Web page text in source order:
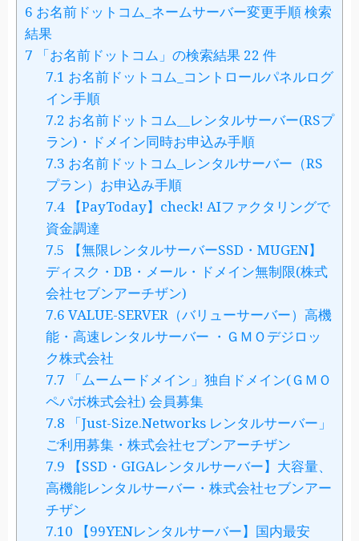
6 お名前ドットコム_ネームサーバー変更手順 検索
結果
7 「お名前ドットコム」の検索結果 22 件
7.1 お名前ドットコム_コントロールパネルログ
イン手順
7.2 お名前ドットコム__レンタルサーバー(RSプ
ラン)・ドメイン同時お申込み手順
7.3 お名前ドットコム_レンタルサーバー（RS
プラン）お申込み手順
7.4【PayToday】check! AIファクタリングで
資金調達
7.5 【無限レンタルサーバーSSD・MUGEN】
ディスク・DB・メール・ドメイン無制限(株式
会社セブンアーチザン)
7.6 VALUE-SERVER（バリューサーバー）高機
能・高速レンタルサーバー ・ＧＭＯデジロッ
ク株式会社
7.7 「ムームードメイン」独自ドメイン(ＧＭＯ
ペパボ株式会社) 会員募集
7.8 「Just-Size.Networks レンタルサーバー」
ご利用募集・株式会社セブンアーチザン
7.9 【SSD・GIGAレンタルサーバー】大容量、
高機能レンタルサーバー・株式会社セブンアー
チザン
7.10 【99YENレンタルサーバー】国内最安